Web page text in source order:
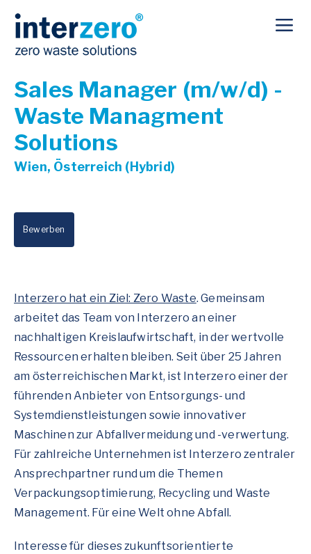
Sales Manager (m/w/d) -
Waste Managment
Solutions
Wien, Österreich (Hybrid)
Bewerben
Interzero hat ein Ziel: Zero Waste. Gemeinsam
arbeitet das Team von Interzero an einer
nachhaltigen Kreislaufwirtschaft, in der wertvolle
Ressourcen erhalten bleiben. Seit über 25 Jahren
am österreichischen Markt, ist Interzero einer der
führenden Anbieter von Entsorgungs- und
Systemdienstleistungen sowie innovativer
Maschinen zur Abfallvermeidung und -verwertung.
Für zahlreiche Unternehmen ist Interzero zentraler
Ansprechpartner rund um die Themen
Verpackungsoptimierung, Recycling und Waste
Management. Für eine Welt ohne Abfall.
Interesse für dieses zukunftsorientierte